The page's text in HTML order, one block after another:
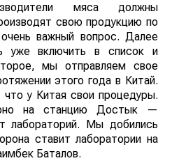
мяса должны
свою продукцию по
важный вопрос. Далее
уже включить в список и
мы отправляем свое
этого года в Китай.
у Китая свои процедуры.
на станцию Достык —
лабораторий. Мы добились
ставит лаборатории на
Баталов.